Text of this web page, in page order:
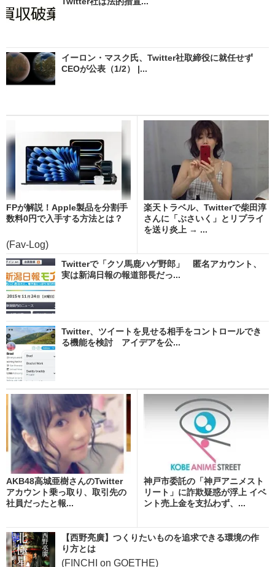
イーロン・マスク氏、Twitter社取締役に就任せず
CEOが公表（1/2） |...
FPが解説！Apple製品を分割手
数料0円で入手する方法とは？
(Fav-Log)
楽天トラベル、Twitterで柴田淳
さんに「ぶさいく」とリプライ
を送り炎上 → ...
Twitterで「クソ馬鹿ハゲ野郎」 匿名アカウント、
実は新潟日報の報道部長だっ...
Twitter、ツイートを見せる相手をコントロールでき
る機能を検討 アイデアを公...
AKB48高城亜樹さんのTwitter
アカウント乗っ取り、取引先の
社員だったと報...
神戸市委託の「神戸アニメスト
リート」に詐欺疑惑が浮上 イベ
ント売上金を支払わず、...
【西野亮廣】つくりたいものを追求できる環境の作
り方とは
(FINCHI on GOETHE)